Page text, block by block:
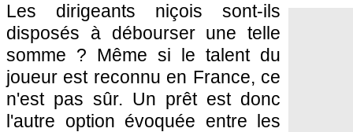
Les dirigeants niçois sont-ils
disposés à débourser une telle
somme ? Même si le talent du
joueur est reconnu en France, ce
n'est pas sûr. Un prêt est donc
l'autre option évoquée entre les